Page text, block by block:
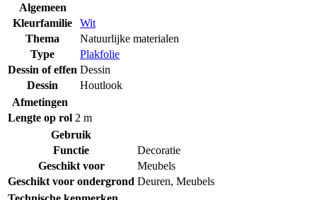
Algemeen
Kleurfamilie
Wit
Thema
Natuurlijke materialen
Type
Plakfolie
Dessin of effen Dessin
Dessin
Houtlook
Afmetingen
Lengte op rol 2 m
Gebruik
Functie
Decoratie
Geschikt voor
Meubels
Geschikt voor ondergrond Deuren, Meubels